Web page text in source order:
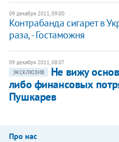
09 декабря 2011, 09:00
Контрабанда сигарет в
раза, - Гостаможня
09 декабря 2011, 08:07
ЭКСКЛЮЗИВ
Не вижу
либо финансовых
Пушкарев
Про нас